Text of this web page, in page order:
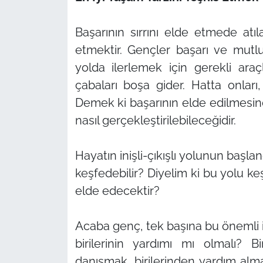
Başarının sırrını elde etmede
etmektir. Gençler başarı ve
yolda ilerlemek için gerekli
çabaları boşa gider. Hatta
Demek ki başarının elde
nasıl gerçekleştirilebileceğidir.
Hayatın inişli-çıkışlı yolunun
keşfedebilir? Diyelim ki bu yolu
elde edecektir?
Acaba genç, tek başına bu
birilerinin yardımı mı olmalı?